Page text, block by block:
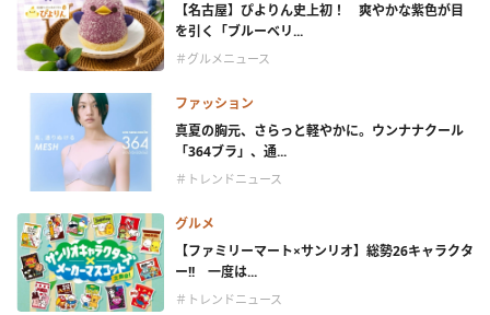
【名古屋】ぴよりん史上初！ 爽やかな紫色が目
を引く「ブルーベリ...
＃グルメニュース
ファッション
真夏の胸元、さらっと軽やかに。ウンナナクール
「364ブラ」、通...
＃トレンドニュース
グルメ
【ファミリーマート×サンリオ】総勢26キャラクタ
ー!! 一度は...
＃トレンドニュース